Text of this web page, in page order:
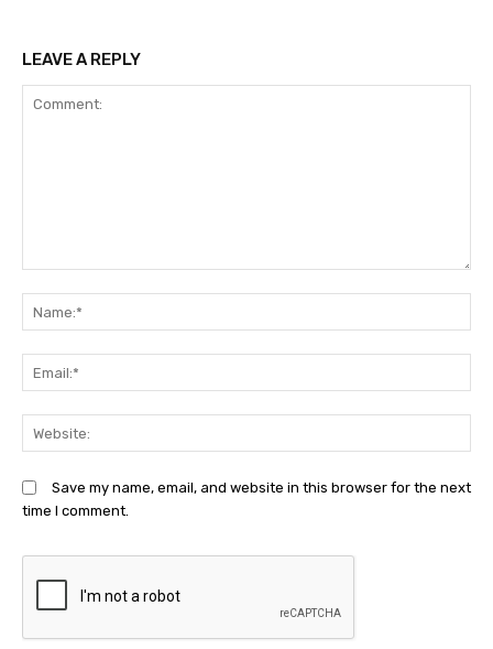
LEAVE A REPLY
Save my name, email, and website in this browser for the next
time I comment.